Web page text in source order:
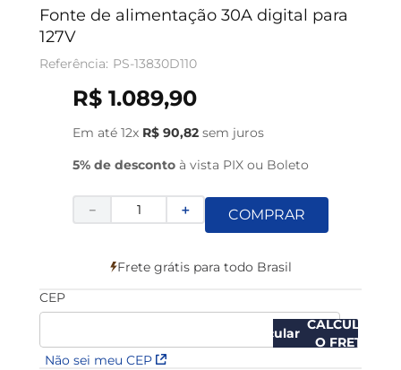
Fonte de alimentação 30A digital para
127V
PS-13830D110
R$ 1.089,90
Em até 12x R$ 90,82 sem juros
5% de desconto à vista PIX ou Boleto
＋
－ COMPRAR
Frete grátis para todo Brasil
CEP
Não sei meu CEP
CALCULAR
O FRETE